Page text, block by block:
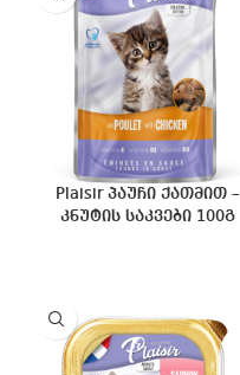
Plaisir პაუჩი ქათმით –
კნუტის საკვები 100გ